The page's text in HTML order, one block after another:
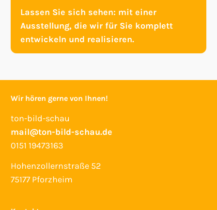
Lassen Sie sich sehen: mit einer
Ausstellung, die wir für Sie komplett
entwickeln und realisieren.
Wir hören gerne von Ihnen!
ton-bild-schau
mail@ton-bild-schau.de
0151 19473163
Hohenzollernstraße 52
75177 Pforzheim